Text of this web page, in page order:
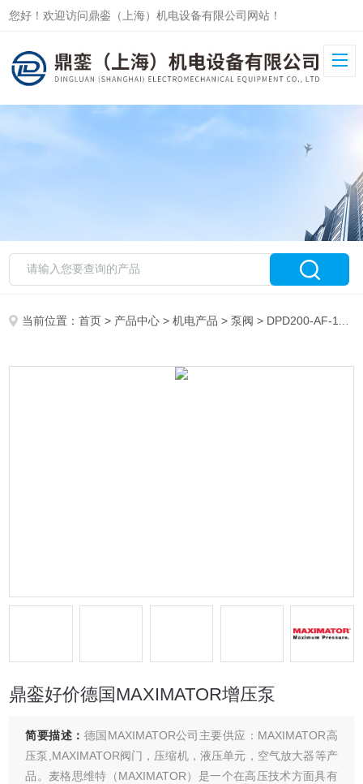
您好！欢迎访问鼎銮（上海）机电设备有限公司网站！
当前位置：首页 > 产品中心 >机电产品 >泵阀 > DPD200-AF-11鼎銮好价德国MAXIMATOR增压泵
鼎銮好价德国MAXIMATOR增压泵
简要描述： 德国MAXIMATOR公司主要供应：MAXIMATOR高
压泵,MAXIMATOR阀门，压缩机，液压单元，空气放大器等产
品。麦格思维特（MAXIMATOR）是一个在高压技术方面具有